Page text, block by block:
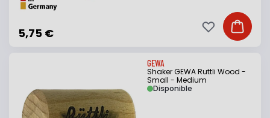
5,75 € Ajouter
Ajouter à ma
GEWA
Shaker GEWA Ruttli Wood -
Small - Medium
Disponible